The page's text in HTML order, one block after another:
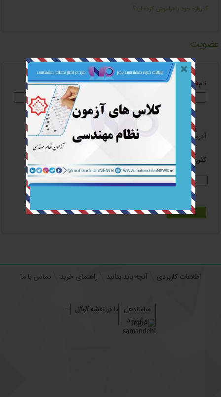
گذرواژه خود را فراموش کرده اید؟
عضویت
نام* نام خانوادگی*
آدرس ایمیل
گذرواژه
5×1=
اطلاعات کاربردی آنچه باید بدانید راهنمای خرید تماس با ما
ساماندهی
و اینماد
ما در نقشه گوگل